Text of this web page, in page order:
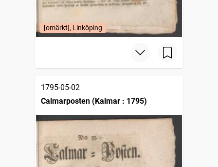
[omärkt], Linköping
1795-05-02
Calmarposten (Kalmar : 1795)